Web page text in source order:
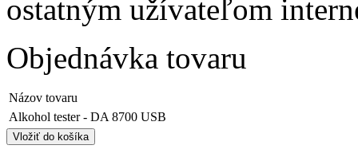
ostatným užívateľom
Objednávka tovaru
Názov tovaru
Alkohol tester - DA 8700 USB